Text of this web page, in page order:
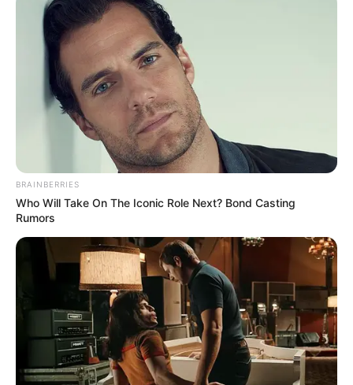
ΥΠΕΡΒΑΤΙΚΟ
Ανεξήγητα φαινόμενα με δυο ήλιους και
δυο φεγγάρια μας πάνε πίσω στον 7ο
αιώνα
Ανεξήγητα φαινόμενα με δυο ήλιους και δυο φεγγάρια μας
πάνε πίσω στον 7ο αιώνα.. Αφού ο ήλιος έλαμψε για άλλη
μια φορά και όλοι περιμένουν...
ΚΟΙΝΩΝΙΚΑ ΔΙΚΤΥΑ
FACEBOOK ΑΡΈΣΕΙ
YOUTUBE ΕΓΓΡΑΦΕΊΤΕ
EMAIL ΑΚΟΛΟΥΘΉΣΤΕ
BRAINBERRIES
Who Will Take On The Iconic Role Next? Bond Casting
Rumors